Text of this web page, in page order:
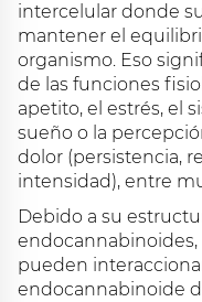
intercelular donde
mantener el
organismo. Eso
de las funciones
apetito, el estrés, el
sueño o la
dolor (persistencia,
intensidad), entre
Debido a su
pueden
endocannabinoide